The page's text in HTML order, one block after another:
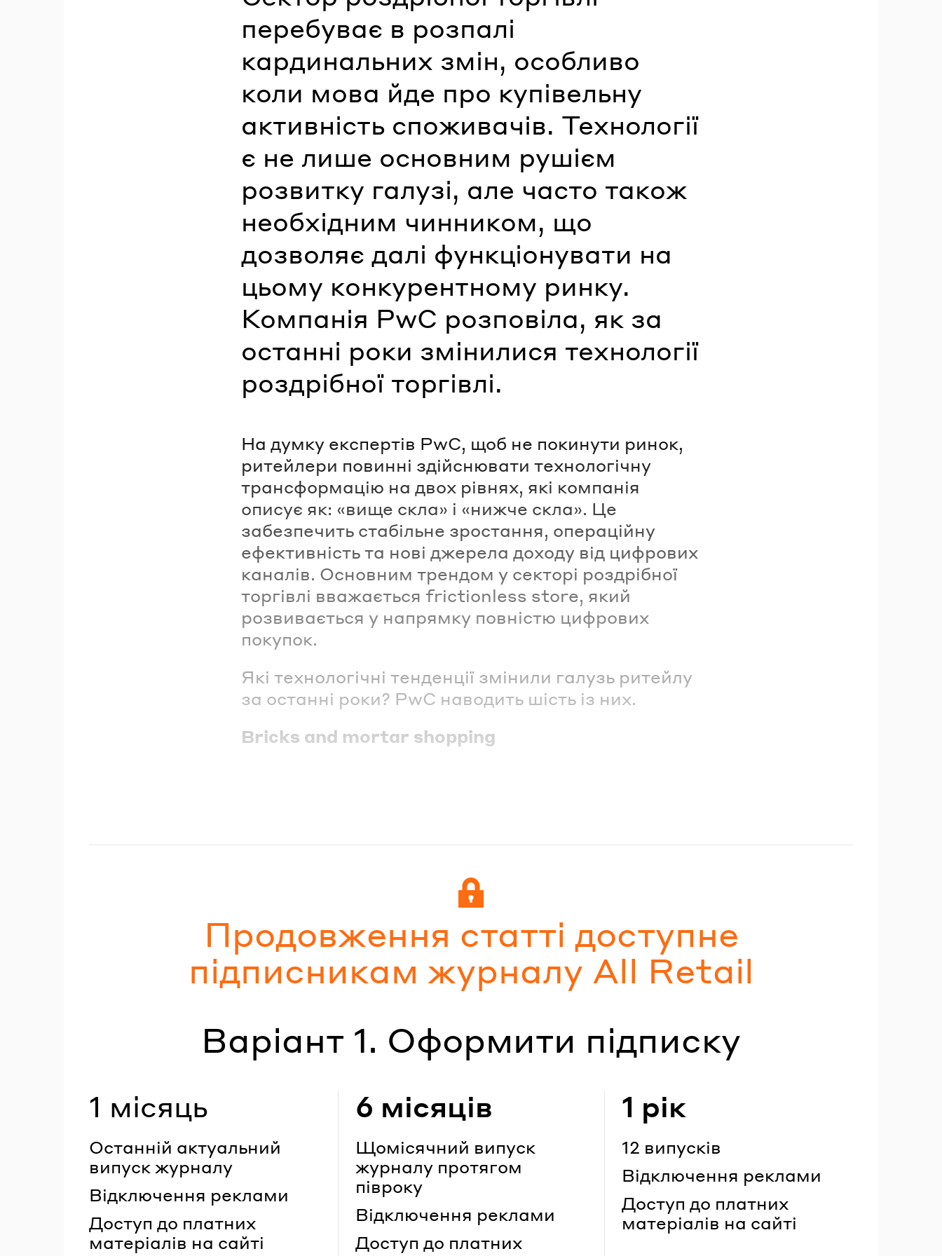
перебуває в розпалі
кардинальних змін, особливо
коли мова йде про купівельну
активність споживачів. Технології
є не лише основним рушієм
розвитку галузі, але часто також
необхідним чинником, що
дозволяє далі функціонувати на
цьому конкурентному ринку.
Компанія PwC розповіла, як за
останні роки змінилися технології
роздрібної торгівлі.
На думку експертів PwC, щоб не покинути ринок,
ритейлери повинні здійснювати технологічну
трансформацію на двох рівнях, які компанія
описує як: «вище скла» і «нижче скла». Це
забезпечить стабільне зростання, операційну
ефективність та нові джерела доходу від цифрових
каналів. Основним трендом у секторі роздрібної
торгівлі вважається frictionless store, який
розвивається у напрямку повністю цифрових
покупок.
Які технологічні тенденції змінили галузь ритейлу
за останні роки? PwC наводить шість із них.
Bricks and mortar shopping
Продовження статті доступне
підписникам журналу All Retail
Варіант 1. Оформити підписку
1 місяць
Останній актуальний
випуск журналу
Відключення реклами
Доступ до платних
матеріалів на сайті
6 місяців
Щомісячний випуск
журналу протягом
півроку
Відключення реклами
Доступ до платних
1 рік
12 випусків
Відключення реклами
Доступ до платних
матеріалів на сайті